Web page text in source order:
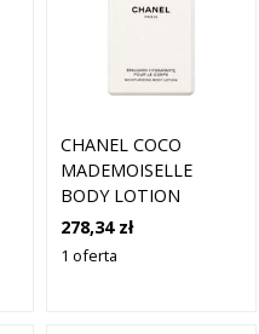
CHANEL COCO
MADEMOISELLE
BODY LOTION
278,34 zł
1 oferta